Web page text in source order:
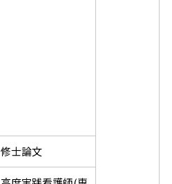
修士論文